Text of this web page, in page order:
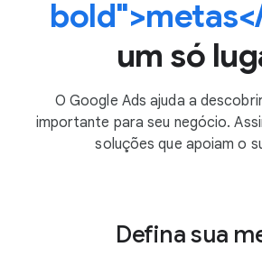
um só
O Google Ads ajuda a
importante para seu negócio.
soluções que apoiam o
Defina sua